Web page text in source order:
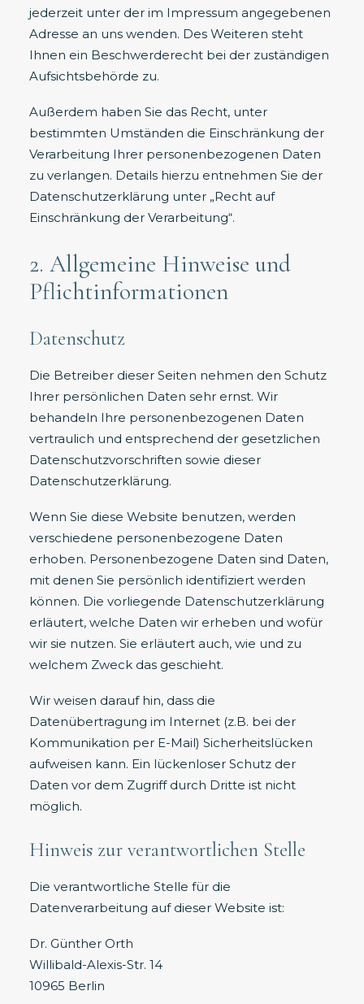
jederzeit unter der im Impressum angegebenen
Adresse an uns wenden. Des Weiteren steht
Ihnen ein Beschwerderecht bei der zuständigen
Aufsichtsbehörde zu.
Außerdem haben Sie das Recht, unter
bestimmten Umständen die Einschränkung der
Verarbeitung Ihrer personenbezogenen Daten
zu verlangen. Details hierzu entnehmen Sie der
Datenschutzerklärung unter „Recht auf
Einschränkung der Verarbeitung“.
2. Allgemeine Hinweise und
Pflichtinformationen
Datenschutz
Die Betreiber dieser Seiten nehmen den Schutz
Ihrer persönlichen Daten sehr ernst. Wir
behandeln Ihre personenbezogenen Daten
vertraulich und entsprechend der gesetzlichen
Datenschutzvorschriften sowie dieser
Datenschutzerklärung.
Wenn Sie diese Website benutzen, werden
verschiedene personenbezogene Daten
erhoben. Personenbezogene Daten sind Daten,
mit denen Sie persönlich identifiziert werden
können. Die vorliegende Datenschutzerklärung
erläutert, welche Daten wir erheben und wofür
wir sie nutzen. Sie erläutert auch, wie und zu
welchem Zweck das geschieht.
Wir weisen darauf hin, dass die
Datenübertragung im Internet (z.B. bei der
Kommunikation per E-Mail) Sicherheitslücken
aufweisen kann. Ein lückenloser Schutz der
Daten vor dem Zugriff durch Dritte ist nicht
möglich.
Hinweis zur verantwortlichen Stelle
Die verantwortliche Stelle für die
Datenverarbeitung auf dieser Website ist:
Dr. Günther Orth
Willibald-Alexis-Str. 14
10965 Berlin